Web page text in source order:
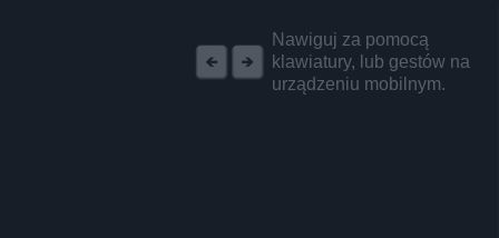
Nawiguj za pomocą
klawiatury, lub gestów na
urządzeniu mobilnym.